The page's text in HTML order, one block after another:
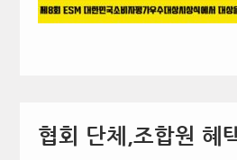
협회 단체,조합원 혜